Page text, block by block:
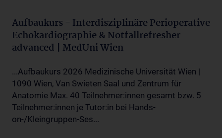
Aufbaukurs - Interdisziplinäre Perioperative
Echokardiographie & Notfallrefresher
advanced | MedUni Wien
...Aufbaukurs 2026 Medizinische Universität Wien |
1090 Wien, Van Swieten Saal und Zentrum für
Anatomie Max. 40 Teilnehmer:innen gesamt bzw. 5
Teilnehmer:innen je Tutor:in bei Hands-
on-/Kleingruppen-Ses...